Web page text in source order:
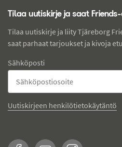
Tilaa uutiskirje ja saat
Tilaa uutiskirje ja liity Tjäreborg
saat parhaat tarjoukset ja kivoja
Sähköposti
Uutiskirjeen henkilötietokäytäntö